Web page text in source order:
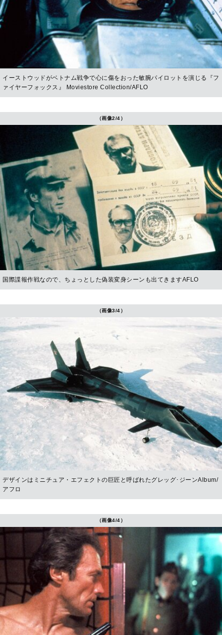
イーストウッドがベトナム戦争で心に傷をおった敏腕パイロットを演じる『フ
ァイヤーフォックス』 Moviestore Collection/AFLO
（画像2/4）
国際諜報作戦なので、ちょっとした偽装変身シーンも出てきますAFLO
（画像3/4）
デザインはミニチュア・エフェクトの巨匠と呼ばれたグレッグ･ジーンAlbum/
アフロ
（画像4/4）